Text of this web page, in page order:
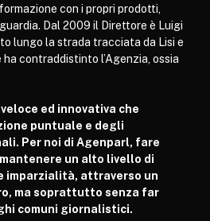
con i propri prodotti,
Dal 2009 il Direttore è Luigi
lungo la strada tracciata da Lisi e
contraddistinto l’Agenzia, ossia
ed innovativa che
puntuale e degli
Per noi di Agenparl, fare
un alto livello di
imparzialità, attraverso un
ma soprattutto senza far
comuni giornalistici.